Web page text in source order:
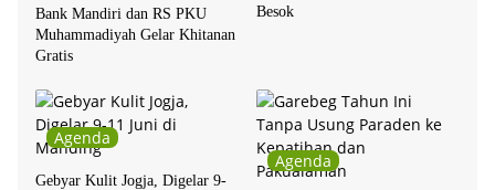
Bank Mandiri dan RS PKU
Muhammadiyah Gelar Khitanan
Gratis
Besok
Agenda
Gebyar Kulit Jogja, Digelar 9-
Agenda